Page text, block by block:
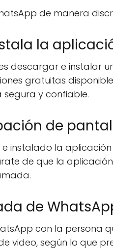
de manera
la
descargar e instalar
gratuitas
y confiable.
de
instalado la
de que la
de
con la persona
video, según lo que